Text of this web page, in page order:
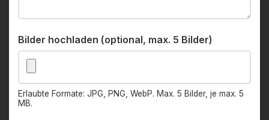
Bilder hochladen (optional, max. 5 Bilder)
Erlaubte Formate: JPG, PNG, WebP. Max. 5 Bilder, je max. 5
MB.